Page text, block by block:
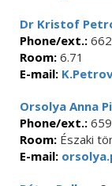
Dr Kristof
Phone/ext.:
Room: 6.71
E-mail:
Orsolya Anna
Phone/ext.:
Room: Északi
E-mail: